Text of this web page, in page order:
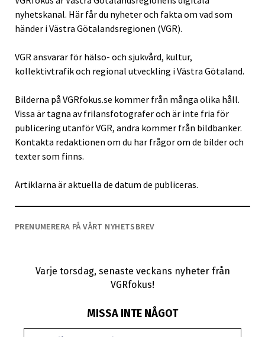
nyhetskanal. Här får du nyheter och fakta om vad som
händer i Västra Götalandsregionen (VGR).
VGR ansvarar för hälso- och sjukvård, kultur,
kollektivtrafik och regional utveckling i Västra Götaland.
Bilderna på VGRfokus.se kommer från många olika håll.
Vissa är tagna av frilansfotografer och är inte fria för
publicering utanför VGR, andra kommer från bildbanker.
Kontakta redaktionen om du har frågor om de bilder och
texter som finns.
Artiklarna är aktuella de datum de publiceras.
PRENUMERERA PÅ VÅRT NYHETSBREV
Varje torsdag, senaste veckans nyheter från
VGRfokus!
MISSA INTE NÅGOT